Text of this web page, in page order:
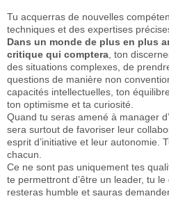
Tu acquerras de nouvelles
techniques et des expertises
Dans un monde de plus en plus
critique qui comptera , ton
des situations complexes, de
questions de manière non
capacités intellectuelles, ton
ton optimisme et ta curiosité.
Quand tu seras amené à manager
sera surtout de favoriser leur
esprit d’initiative et leur autonomie.
chacun.
Ce ne sont pas uniquement tes
te permettront d’être un leader, tu
resteras humble et sauras